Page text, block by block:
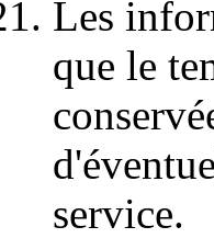
Les
que le
service.